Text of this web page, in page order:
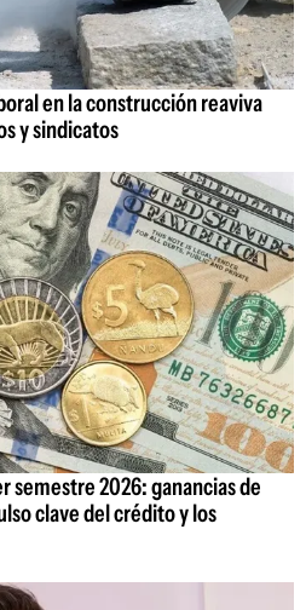
en la construcción reaviva
y sindicatos
semestre 2026: ganancias de
clave del crédito y los